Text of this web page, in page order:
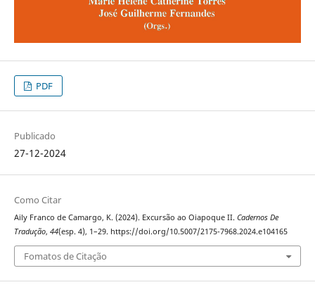
PDF
Publicado
27-12-2024
Como Citar
Aily Franco de Camargo, K. (2024). Excursão ao Oiapoque II. Cadernos De
Tradução, 44(esp. 4), 1–29. https://doi.org/10.5007/2175-7968.2024.e104165
Fomatos de Citação